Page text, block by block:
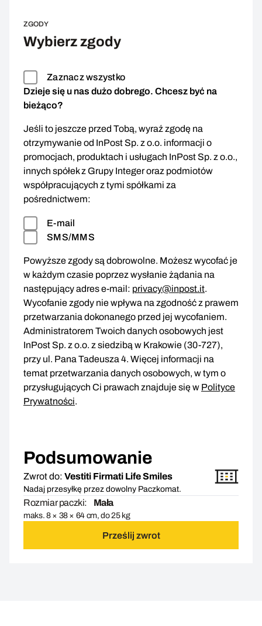
ZGODY
Wybierz zgody
Zaznacz wszystko
Dzieje się u nas dużo dobrego. Chcesz być na
bieżąco?
Jeśli to jeszcze przed Tobą, wyraź zgodę na
otrzymywanie od InPost Sp. z o.o. informacji o
promocjach, produktach i usługach InPost Sp. z o.o.,
innych spółek z Grupy Integer oraz podmiotów
współpracujących z tymi spółkami za
pośrednictwem:
E-mail
SMS/MMS
Powyższe zgody są dobrowolne. Możesz wycofać je
w każdym czasie poprzez wysłanie żądania na
następujący adres e-mail: privacy@inpost.it.
Wycofanie zgody nie wpływa na zgodność z prawem
przetwarzania dokonanego przed jej wycofaniem.
Administratorem Twoich danych osobowych jest
InPost Sp. z o.o. z siedzibą w Krakowie (30-727),
przy ul. Pana Tadeusza 4. Więcej informacji na
temat przetwarzania danych osobowych, w tym o
przysługujących Ci prawach znajduje się w Polityce
Prywatności.
Podsumowanie
Zwrot do: Vestiti Firmati Life Smiles
Nadaj przesyłkę przez dowolny Paczkomat.
Rozmiar paczki: Mała
maks. 8 × 38 × 64 cm, do 25 kg
Prześlij zwrot